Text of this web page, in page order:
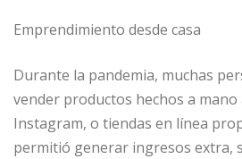
Emprendimiento desde casa
Durante la pandemia, muchas
vender productos hechos a mano
Instagram, o tiendas en línea
permitió generar ingresos extra,